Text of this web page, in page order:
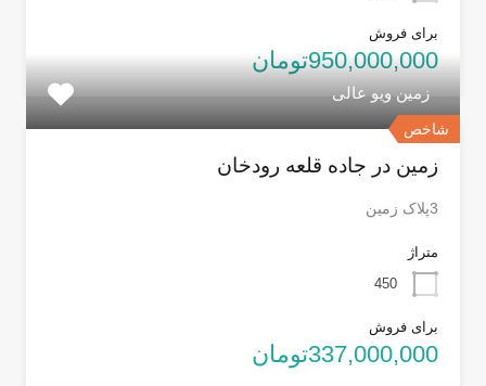
برای فروش
950,000,000تومان
شاخص
زمین ویو عالی
زمین در جاده قلعه رودخان
3پلاک زمین
متراژ
450
برای فروش
337,000,000تومان